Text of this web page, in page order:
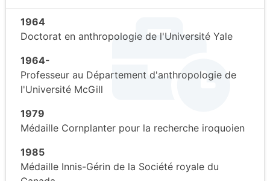
1964
Doctorat en anthropologie de l'Université Yale
1964-
Professeur au Département d'anthropologie de
l'Université McGill
1979
Médaille Cornplanter pour la recherche iroquoien
1985
Médaille Innis-Gérin de la Société royale du